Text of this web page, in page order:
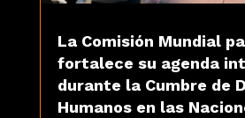
La Comisión Mundial
fortalece su agenda
durante la Cumbre de
Humanos en las